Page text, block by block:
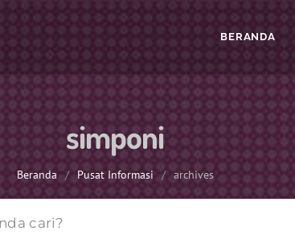
BERANDA
simponi
Beranda / Pusat Informasi / archives